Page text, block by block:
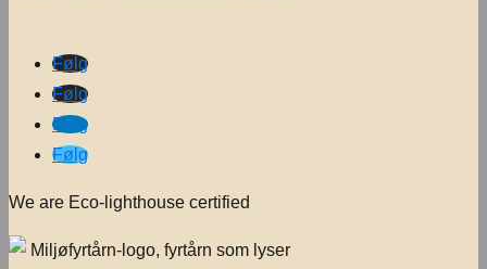
Følg
Følg
Følg
Følg
We are Eco-lighthouse certified